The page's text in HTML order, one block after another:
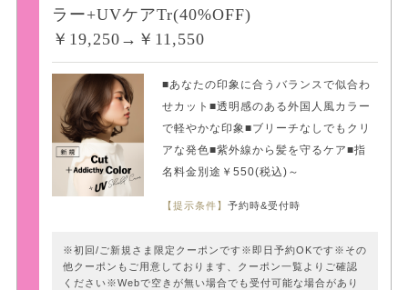
ラー+UVケアTr(40%OFF)
￥19,250→￥11,550
■あなたの印象に合うバランスで似合わ
せカット■透明感のある外国人風カラー
で軽やかな印象■ブリーチなしでもクリ
アな発色■紫外線から髪を守るケア■指
名料金別途￥550(税込)～
【提示条件】予約時&受付時
※初回/ご新規さま限定クーポンです※即日予約OKです※その
他クーポンもご用意しております、クーポン一覧よりご確認
ください※Webで空きが無い場合でも受付可能な場合があり